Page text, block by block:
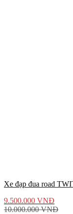
Xe đạp đua road
9.500.000 VNĐ
10.000.000VNĐ